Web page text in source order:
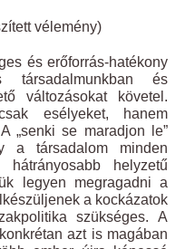
vélemény)
és erőforrás-hatékony
társadalmunkban és
változásokat követel.
esélyeket, hanem
„senki se maradjon le”
a társadalom minden
helyzetű
legyen megragadni a
a kockázatok
szükséges. A
azt is magában